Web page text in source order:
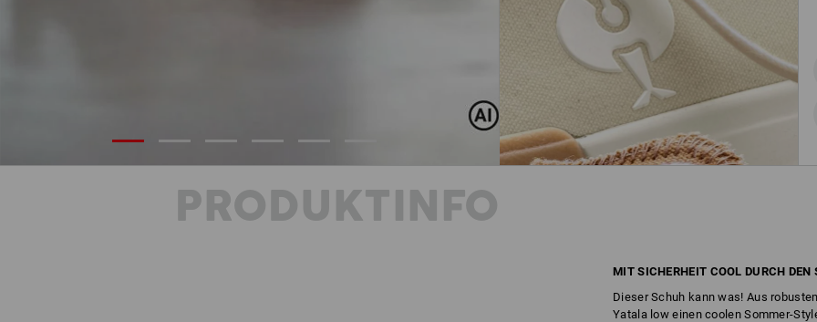
PRODUKTINFO
MIT SICHERHEIT COOL DURCH DEN
Dieser Schuh kann was! Aus
Yatala low einen coolen Sommer-